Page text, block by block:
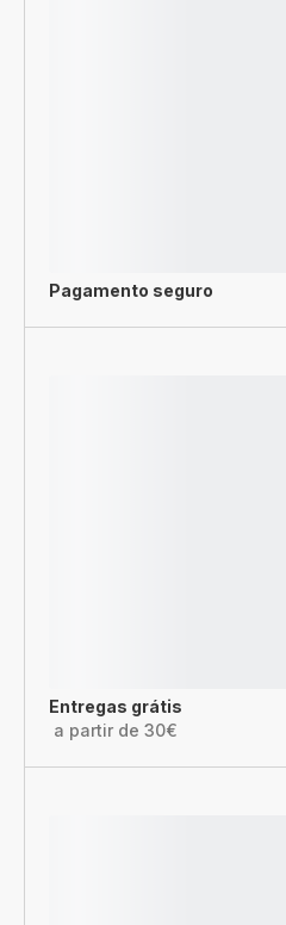
Pagamento seguro
Entregas grátis
a partir de 30€